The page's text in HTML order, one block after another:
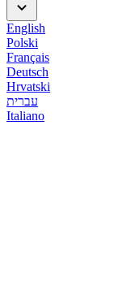
English
Polski
Français
Deutsch
Hrvatski
עברית
Italiano